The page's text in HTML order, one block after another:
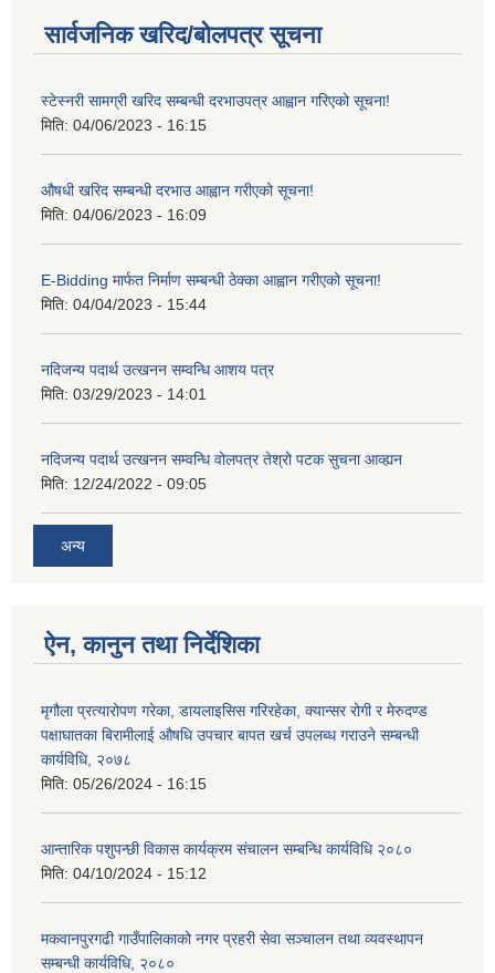
सार्वजनिक खरिद/बोलपत्र सूचना
स्टेस्नरी सामग्री खरिद सम्बन्धी दरभाउपत्र आह्वान गरिएको सूचना!
मिति: 04/06/2023 - 16:15
औषधी खरिद सम्बन्धी दरभाउ आह्वान गरीएको सूचना!
मिति: 04/06/2023 - 16:09
E-Bidding मार्फत निर्माण सम्बन्धी ठेक्का आह्वान गरीएको सूचना!
मिति: 04/04/2023 - 15:44
नदिजन्य पदार्थ उत्खनन सम्वन्धि आशय पत्र
मिति: 03/29/2023 - 14:01
नदिजन्य पदार्थ उत्खनन सम्वन्धि वोलपत्र तेश्रो पटक सुचना आव्ह्यन
मिति: 12/24/2022 - 09:05
अन्य
ऐन, कानुन तथा निर्देशिका
मृगौला प्रत्यारोपण गरेका, डायलाइसिस गरिरहेका, क्यान्सर रोगी र मेरुदण्‍ड
पक्षाघातका बिरामीलाई ‍औषधि उपचार बापत खर्च उपलब्ध गराउने सम्बन्धी
कार्यविधि, २०७८
मिति: 05/26/2024 - 16:15
आन्तारिक पशुपन्छी विकास कार्यक्रम संचालन सम्बन्धि कार्यविधि २०८०
मिति: 04/10/2024 - 15:12
मकवानपुरगढी गाउँपालिकाको नगर प्रहरी सेवा सञ्‍चालन तथा व्‍यवस्‍थापन
सम्बन्धी कार्यविधि, २०८०